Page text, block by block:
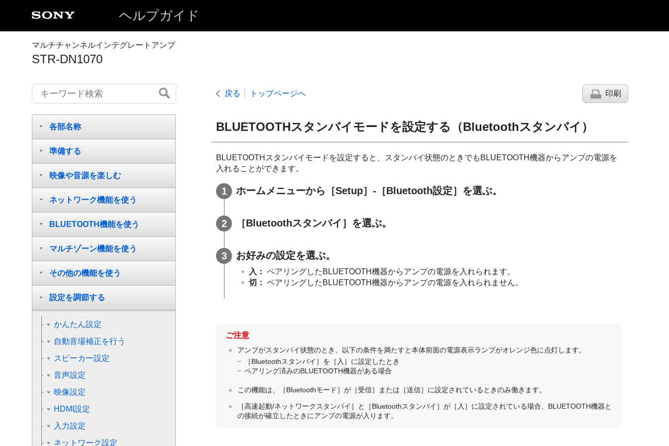
ヘルプガイド
マルチチャンネルインテグレートアンプ
STR-DN1070
戻る トップページへ 印刷
BLUETOOTHスタンバイモードを設定する（Bluetoothスタンバイ ）
BLUETOOTHスタンバイモードを設定すると、スタンバイ状態のときでもBLUETOOTH機器からアンプの電源を
入れることができます。
ホームメニューから［Setup］-［Bluetooth設定］を選ぶ。
［Bluetoothスタンバイ ］を選ぶ。
お好みの設定を選ぶ。
入 ： ペアリングしたBLUETOOTH機器からアンプの電源を入れられます。
切 ： ペアリングしたBLUETOOTH機器からアンプの電源を入れられません。
ご注意
アンプがスタンバイ状態のとき、以下の条件を満たすと本体前面の電源表示ランプがオレンジ色に点灯します。
［Bluetoothスタンバイ ］を［ 入 ］に設定したとき
ペアリング済みのBLUETOOTH機器がある場合
この機能は、［Bluetoothモード ］が［受信］または［送信］に設定されているときのみ働きます。
［高速起動/ネットワークスタンバイ ］と［Bluetoothスタンバイ ］が［ 入 ］に設定されている場合、BLUETOOTH機器と
の接続が確立したときにアンプの電源が入ります。
各部名称
準備する
映像や音源を楽しむ
ネットワーク機能を使う
BLUETOOTH機能を使う
マルチゾーン機能を使う
その他の機能を使う
設定を調節する
かんたん設定
自動音場補正を行う
スピーカー設定
音声設定
映像設定
HDMI設定
入力設定
ネットワーク設定